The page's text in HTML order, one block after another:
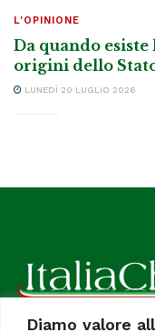
Diamo valore
L'OPINIONE
Da quando esiste
origini dello
LUNEDÌ 20 LUGLIO 2026